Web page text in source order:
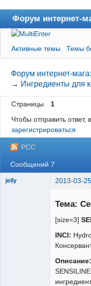
Форум интернет-
Форум
Пользователи
Поиск
Вход
В магазин
Активные темы Темы
Форум интернет-
→ Ингредиенты для
Страницы
1
Чтобы отправить ответ,
зарегистрироваться
РСС
Сообщений 7
jelly 2013-03-
Тема:
[size=3]
INCI:
Описание: